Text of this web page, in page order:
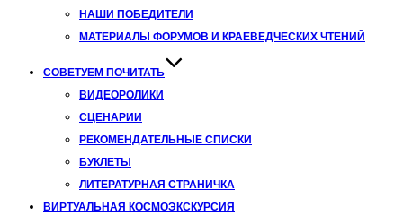
НАШИ ПОБЕДИТЕЛИ
МАТЕРИАЛЫ ФОРУМОВ И КРАЕВЕДЧЕСКИХ ЧТЕНИЙ
СОВЕТУЕМ ПОЧИТАТЬ
ВИДЕОРОЛИКИ
СЦЕНАРИИ
РЕКОМЕНДАТЕЛЬНЫЕ СПИСКИ
БУКЛЕТЫ
ЛИТЕРАТУРНАЯ СТРАНИЧКА
ВИРТУАЛЬНАЯ КОСМОЭКСКУРСИЯ